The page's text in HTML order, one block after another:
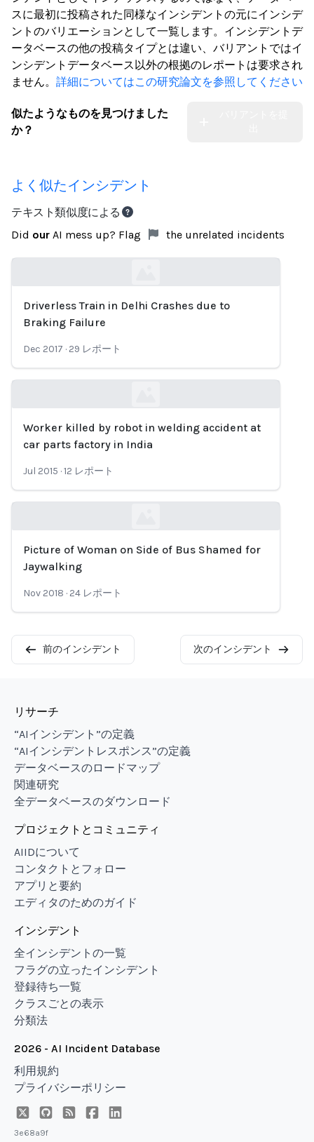
スに最初に投稿された同様なインシデントの元にインシデ
ントのバリエーションとして一覧します。インシデントデ
ータベースの他の投稿タイプとは違い、バリアントではイ
ンシデントデータベース以外の根拠のレポートは要求され
ません。 詳細についてはこの研究論文を参照してください
似たようなものを見つけました
か？
よく似たインシデント
テキスト類似度による
Did our AI mess up? Flag the unrelated incidents
Loading...
Driverless Train in Delhi Crashes due to
Braking Failure
Dec 2017 · 29 レポート
Worker killed by robot in welding accident at
car parts factory in India
Jul 2015 ·12 レポート
Loading...
Picture of Woman on Side of Bus Shamed for
Jaywalking
Nov 2018 · 24 レポート
前のインシデント 次のインシデント
リサーチ
“AIインシデント”の定義
“AIインシデントレスポンス”の定義
データベースのロードマップ
関連研究
全データベースのダウンロード
プロジェクトとコミュニティ
AIIDについて
コンタクトとフォロー
アプリと要約
エディタのためのガイド
インシデント
全インシデントの一覧
フラグの立ったインシデント
登録待ち一覧
クラスごとの表示
分類法
2026 - AI Incident Database
利用規約
プライバシーポリシー
3e68a9f